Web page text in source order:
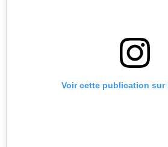
Voir cette publication sur